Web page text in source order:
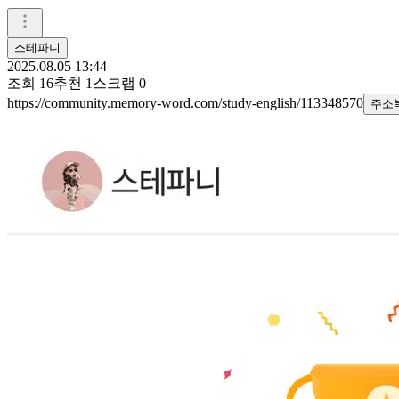
스테파니
2025.08.05 13:44
조회 16추천 1 스크랩 0
https://community.memory-word.com/study-english/113348570 주소